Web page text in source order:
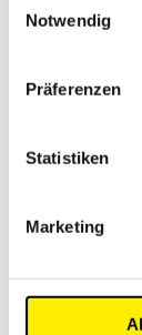
zusammen,
haben oder
Nutzung der
Notwendig
Präferenzen
Statistiken
Marketing